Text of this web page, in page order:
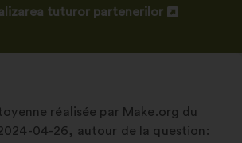
tuturor partenerilor
réalisée par Make.org du
04-26, autour de la question: